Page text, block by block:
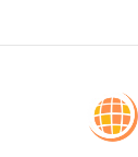
Enerji Tasarrufu